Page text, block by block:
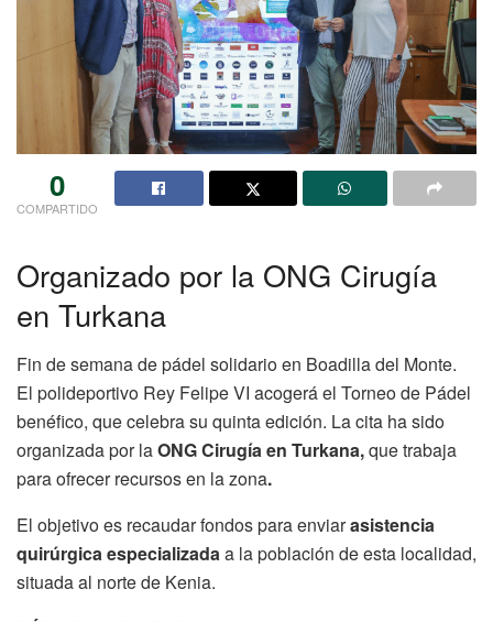
0
COMPARTIDO
Organizado por la ONG Cirugía
en Turkana
Fin de semana de pádel solidario en Boadilla del Monte.
El polideportivo Rey Felipe VI acogerá el Torneo de Pádel
benéfico, que celebra su quinta edición. La cita ha sido
organizada por laONG Cirugía en Turkana,que trabaja
para ofrecer recursos en la zona.
El objetivo es recaudar fondos para enviarasistencia
quirúrgica especializadaa la población de esta localidad,
situada al norte de Kenia.